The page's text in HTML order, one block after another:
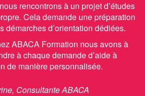
rencontrons à un projet d’études
Cela demande une préparation
démarches d’orientation dédiées.
ABACA Formation nous avons à
à chaque demande d’aide à
de manière personnalisée.
Consultante ABACA